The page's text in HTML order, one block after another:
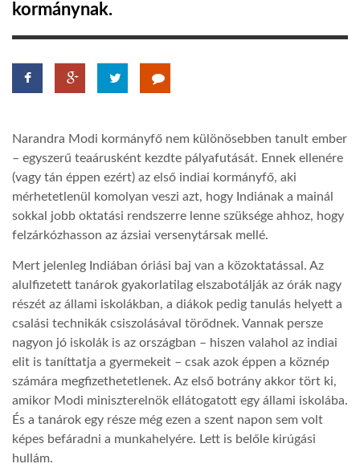
GLOBOTV
AFRIKA TUDÁSTÁR
A NAP SZÉPE
LINKTR.EE
DOBRAVERO.HU
LATIMO.HU
GLOBOBOOK
kormánynak.
Narandra Modi kormányfő nem különösebben tanult ember
– egyszerű teaárusként kezdte pályafutását. Ennek ellenére
(vagy tán éppen ezért) az első indiai kormányfő, aki
mérhetetlenül komolyan veszi azt, hogy Indiának a mainál
sokkal jobb oktatási rendszerre lenne szüksége ahhoz, hogy
felzárkózhasson az ázsiai versenytársak mellé.
Mert jelenleg Indiában óriási baj van a közoktatással. Az
alulfizetett tanárok gyakorlatilag elszabotálják az órák nagy
részét az állami iskolákban, a diákok pedig tanulás helyett a
csalási technikák csiszolásával törődnek. Vannak persze
nagyon jó iskolák is az országban – hiszen valahol az indiai
elit is taníttatja a gyermekeit – csak azok éppen a köznép
számára megfizethetetlenek. Az első botrány akkor tört ki,
amikor Modi miniszterelnök ellátogatott egy állami iskolába.
És a tanárok egy része még ezen a szent napon sem volt
képes befáradni a munkahelyére. Lett is belőle kirúgási
hullám.